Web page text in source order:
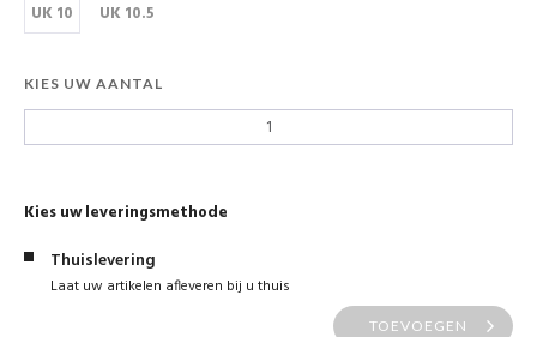
UK 10 UK 10.5
KIES UW AANTAL
Kies uw leveringsmethode
Thuislevering
Laat uw artikelen afleveren bij u thuis
TOEVOEGEN